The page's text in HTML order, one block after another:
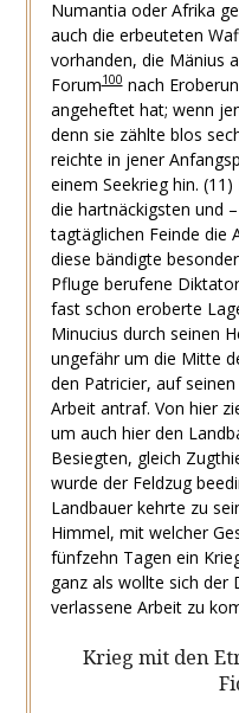
Numantia oder Afrika
auch die erbeuteten
vorhanden, die Mänius
Forum100nach
angeheftet hat; wenn
denn sie zählte blos
reichte in jener
einem Seekrieg hin. (11)
die hartnäckigsten und
tagtäglichen Feinde die
diese bändigte
Pfluge berufene
fast schon eroberte
Minucius durch seinen
ungefähr um die Mitte
den Patricier, auf
Arbeit antraf. Von hier
um auch hier den
Besiegten, gleich
wurde der Feldzug
Landbauer kehrte zu
Himmel, mit welcher
fünfzehn Tagen ein
ganz als wollte sich der
verlassene Arbeit zu
Krieg mit den